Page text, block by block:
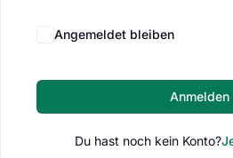
Angemeldet bleiben
Anmelden
Du hast noch kein Konto?